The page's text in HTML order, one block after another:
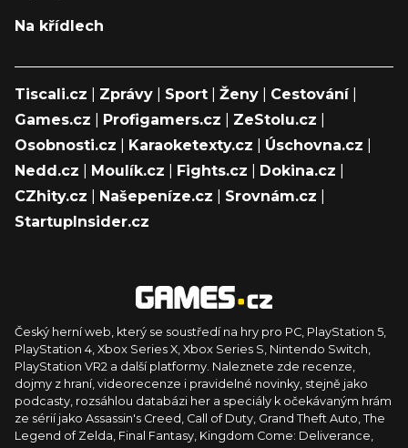
Na křídlech
Tiscali.cz Zprávy Sport Ženy Cestování|
Games.cz
Profigamers.cz ZeStolu.cz
Osobnosti.cz
Karaoketexty.cz Úschovna.cz
Nedd.cz
Moulík.cz Fights.cz Dokina.cz
CZhity.cz
Našepeníze.cz Srovnám.cz
StartupInsider.cz
Český herní web, který se soustředí na hry pro PC, PlayStation 5,
PlayStation 4, Xbox Series X, Xbox Series S, Nintendo Switch,
PlayStation VR2 a další platformy. Naleznete zde recenze,
dojmy z hraní, videorecenze i pravidelné novinky, stejně jako
podcasty, rozsáhlou databázi her a speciály k očekávaným hrám
ze sérií jako Assassin's Creed, Call of Duty, Grand Theft Auto, The
Legend of Zelda, Final Fantasy, Kingdom Come: Deliverance,